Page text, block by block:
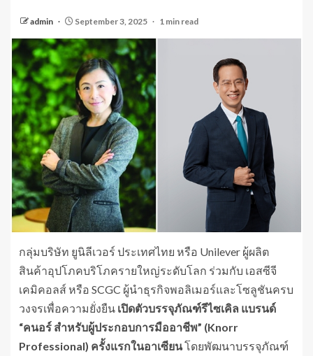
admin September 3, 2025 1 min read
กลุ่มบริษัท ยูนิลีเวอร์ ประเทศไทย หรือ Unilever ผู้ผลิต
สินค้าอุปโภคบริโภครายใหญ่ระดับโลก ร่วมกับ เอสซีจี
เคมิคอลส์ หรือ SCGC ผู้นำธุรกิจพอลิเมอร์และโซลูชันครบ
วงจรเพื่อความยั่งยืน เปิดตัวบรรจุภัณฑ์รีไซเคิล แบรนด์
“คนอร์ สำหรับผู้ประกอบการมืออาชีพ” (Knorr
Professional) ครั้งแรกในอาเซียนโดยพัฒนาบรรจุภัณฑ์